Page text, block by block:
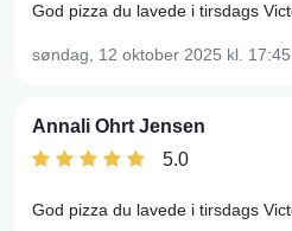
God pizza du lavede i tirsdags
søndag, 12 oktober 2025 kl. 17:45
Annali Ohrt Jensen
5.0
God pizza du lavede i tirsdags